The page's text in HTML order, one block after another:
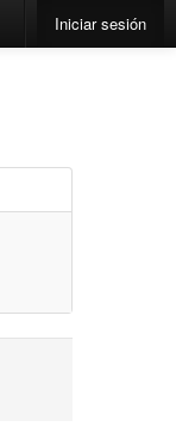
Iniciar sesión